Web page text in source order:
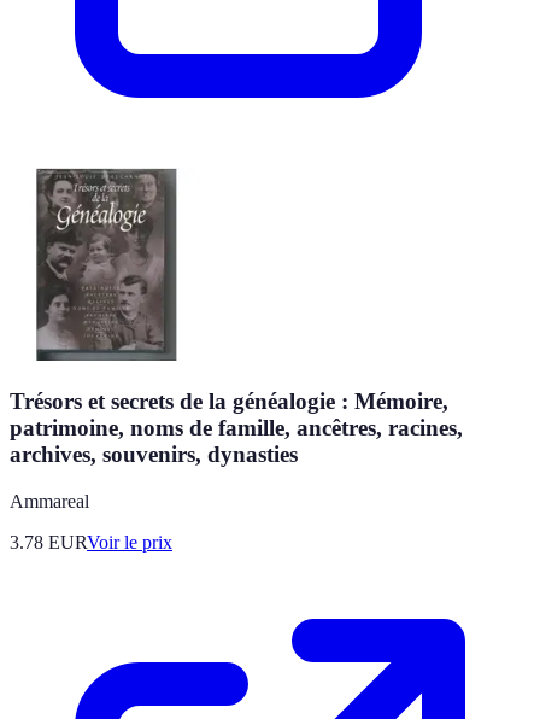
Trésors et secrets de la généalogie : Mémoire,
patrimoine, noms de famille, ancêtres, racines,
archives, souvenirs, dynasties
Ammareal
3.78 EURVoir le prix